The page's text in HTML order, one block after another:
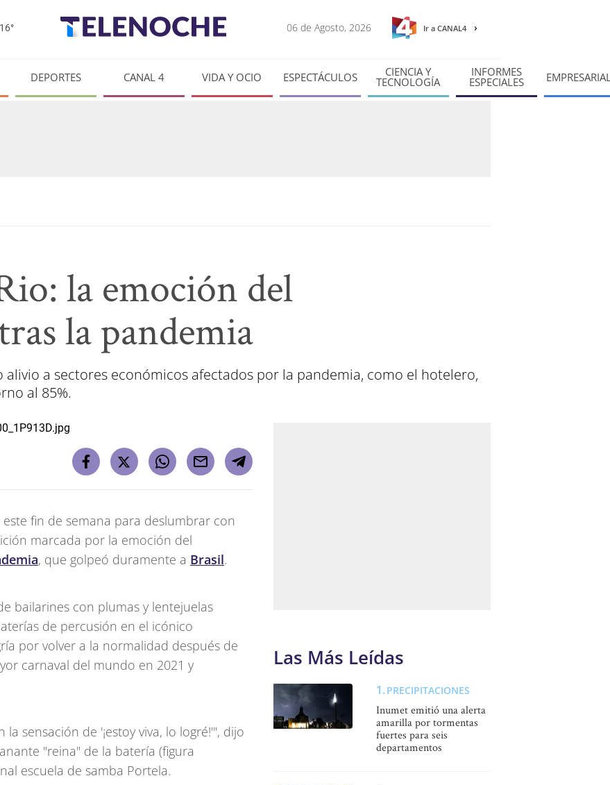
16° 06 de Agosto, 2026 Ir a CANAL4
DEPORTES CANAL 4 VIDA Y OCIO ESPECTÁCULOS CIENCIA Y
TECNOLOGÍA
INFORMES
ESPECIALES
la emoción del
la pandemia
a sectores económicos afectados por la pandemia, como el hotelero,
al 85%.
este fin de semana para deslumbrar con
marcada por la emoción del
, que golpeó duramente a Brasil.
bailarines con plumas y lentejuelas
de percusión en el icónico
por volver a la normalidad después de
carnaval del mundo en 2021 y
sensación de '¡estoy viva, lo logré!'", dijo
"reina" de la batería (figura
escuela de samba Portela.
Las Más Leídas
PRECIPITACIONES
Inumet emitió una alerta
amarilla por tormentas
fuertes para seis
departamentos